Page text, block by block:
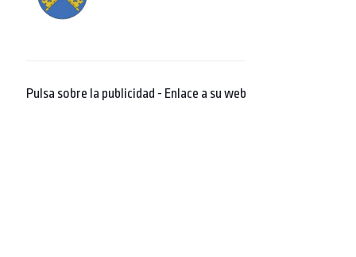
Pulsa sobre la publicidad - Enlace a su web